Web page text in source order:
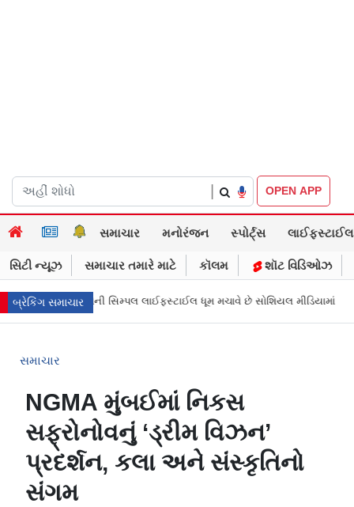
OPEN APP
સમાચાર મનોરંજન સ્પોર્ટ્સ લાઈફસ્ટાઈલ
સિટી ન્યૂઝ સમાચાર તમારે માટે કૉલમ શૉટ વિડિઓઝ
બ્રેકિંગ સમાચાર
વચ્ચેની સિમ્પલ લાઈફસ્ટાઈલ ધૂમ મચાવે છે સોશિયલ મીડિયામાં માર્ક
સમાચાર
NGMA મુંબઈમાં નિકસ
સફ્રોનોવનું ‘ડ્રીમ વિઝન’
પ્રદર્શન, કલા અને સંસ્કૃતિનો
સંગમ